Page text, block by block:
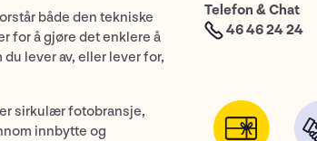
både den tekniske
for å gjøre det enklere å
lever av, eller lever for,
sirkulær fotobransje,
innbytte og
Telefon & Chat
46 46 24 24